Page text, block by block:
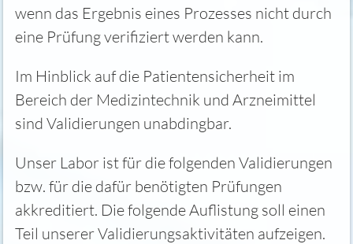
wenn das Ergebnis eines Prozesses nicht durch
eine Prüfung verifiziert werden kann.
Im Hinblick auf die Patientensicherheit im
Bereich der Medizintechnik und Arzneimittel
sind Validierungen unabdingbar.
Unser Labor ist für die folgenden Validierungen
bzw. für die dafür benötigten Prüfungen
akkreditiert. Die folgende Auflistung soll einen
Teil unserer Validierungsaktivitäten aufzeigen.